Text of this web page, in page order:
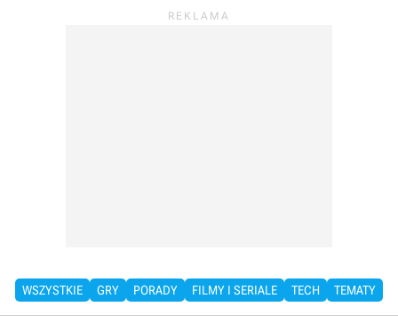
WSZYSTKIE GRY PORADY FILMY I SERIALE TECH TEMATY